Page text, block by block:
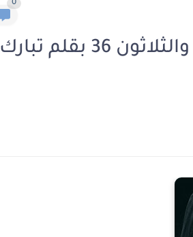
0
رواية هو لا يشبههم الفصل السادس والثلاثون 36 بقلم تبارك